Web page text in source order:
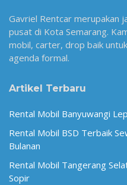
Gavriel Rentcar merupakan
pusat di Kota Semarang.
mobil, carter, drop baik
agenda formal.
Artikel Terbaru
Rental Mobil Banyuwangi
Rental Mobil BSD Terbaik
Bulanan
Rental Mobil Tangerang
Sopir